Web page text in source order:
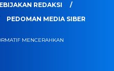
REDAKSI
PEDOMAN MEDIA SIBER
MENCERAHKAN